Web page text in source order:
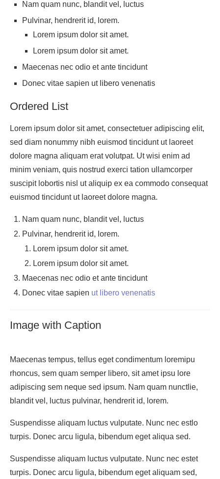
Nam quam nunc, blandit vel, luctus
Pulvinar, hendrerit id, lorem.
Lorem ipsum dolor sit amet.
Lorem ipsum dolor sit amet.
Maecenas nec odio et ante tincidunt
Donec vitae sapien ut libero venenatis
Ordered List
Lorem ipsum dolor sit amet, consectetuer adipiscing elit,
sed diam nonummy nibh euismod tincidunt ut laoreet
dolore magna aliquam erat volutpat. Ut wisi enim ad
minim veniam, quis nostrud exerci tation ullamcorper
suscipit lobortis nisl ut aliquip ex ea commodo consequat
euismod tincidunt ut laoreet dolore magna.
Nam quam nunc, blandit vel, luctus
Pulvinar, hendrerit id, lorem.
Lorem ipsum dolor sit amet.
Lorem ipsum dolor sit amet.
Maecenas nec odio et ante tincidunt
Donec vitae sapien ut libero venenatis
Image with Caption
Maecenas tempus, tellus eget condimentum loremipu
rhoncus, sem quam semper libero, sit amet ipsu lore
adipiscing sem neque sed ipsum. Nam quam nunctlie,
blandit vel, luctus pulvinar, hendrerit id, lorem.
Suspendisse aliquam luctus vulputate. Nunc nec estlo
turpis. Donec arcu ligula, bibendum eget aliqua sed.
Suspendisse aliquam luctus vulputate. Nunc nec estet
turpis. Donec arcu ligula, bibendum eget aliquam sed,